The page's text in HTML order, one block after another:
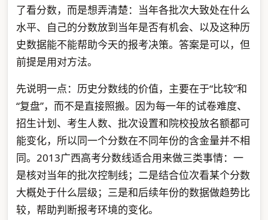
了看分数，而是想弄清楚：当年各批次大致处在什么
水平、自己的分数放到当年是否有机会、以及这种历
史数据能不能帮助今天的报考决策。答案是可以，但
前提是用对方法。
先说明一点：历史分数线的价值，主要在于“比较”和
“复盘”，而不是直接照搬。因为每一年的试卷难度、
招生计划、考生人数、批次设置和院校投放名额都可
能变化，所以同一个分数在不同年份的含金量并不相
同。2013广西高考分数线适合用来做三类事情：一
是核对当年的批次控制线；二是结合位次看某个分数
大概处于什么层级；三是和后续年份的数据做趋势比
较，帮助判断报考环境的变化。